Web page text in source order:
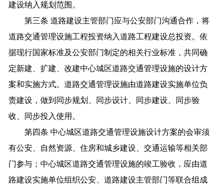
建设纳入规划范围。
第三条 道路建设主管部门应与公安部门沟通合作，将
道路交通管理设施工程投资纳入道路工程建设总投资。依
据现行国家标准及公安部门制定的相关行业标准，共同确
定新建、扩建、改建中心城区道路交通管理设施的设计方
案和实施方式。道路交通管理设施由道路建设实施单位负
责建设，做到同步规划、同步设计、同步建设、同步验
收、同步投入使用。
第四条 中心城区道路交通管理设施设计方案的会审须
有公安、自然资源、住房和城乡建设、交通运输等相关部
门参与；中心城区道路交通管理设施的竣工验收，应由道
路建设实施单位组织公安、道路建设主管部门等联合组成